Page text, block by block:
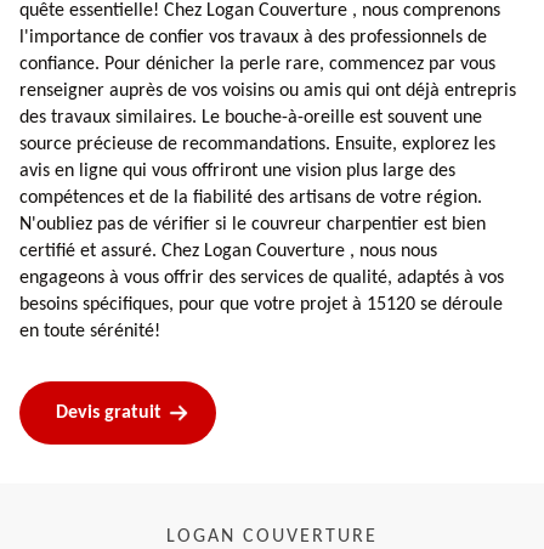
quête essentielle! Chez Logan Couverture , nous comprenons
l'importance de confier vos travaux à des professionnels de
confiance. Pour dénicher la perle rare, commencez par vous
renseigner auprès de vos voisins ou amis qui ont déjà entrepris
des travaux similaires. Le bouche-à-oreille est souvent une
source précieuse de recommandations. Ensuite, explorez les
avis en ligne qui vous offriront une vision plus large des
compétences et de la fiabilité des artisans de votre région.
N'oubliez pas de vérifier si le couvreur charpentier est bien
certifié et assuré. Chez Logan Couverture , nous nous
engageons à vous offrir des services de qualité, adaptés à vos
besoins spécifiques, pour que votre projet à 15120 se déroule
en toute sérénité!
Devis gratuit
LOGAN COUVERTURE